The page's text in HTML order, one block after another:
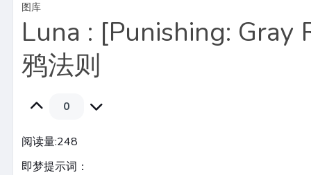
图库
Luna : [Punishing: Gray
鸦法则
0
阅读量:248
即梦提示词：